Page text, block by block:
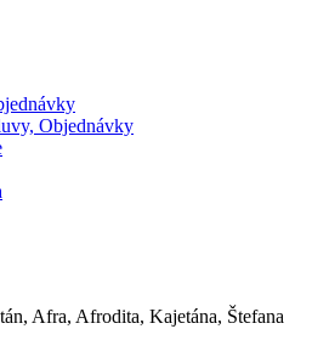
Objednávky
Afra, Afrodita, Kajetána, Štefana